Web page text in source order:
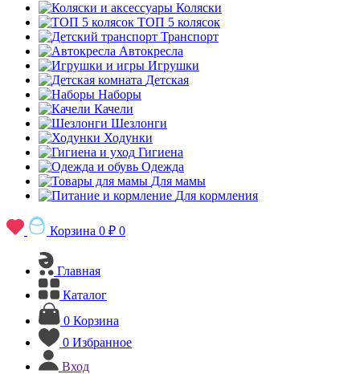
Коляски
ТОП 5 колясок
Транспорт
Автокресла
Игрушки
Детская
Наборы
Качели
Шезлонги
Ходунки
Гигиена
Одежда
Для мамы
Для кормления
Корзина 0 ₽ 0
Главная
Каталог
0 Корзина
0 Избранное
Вход